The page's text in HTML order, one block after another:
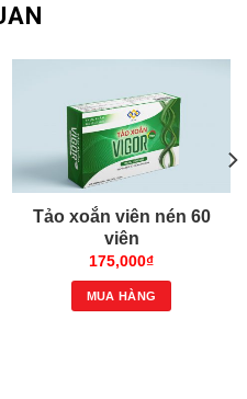
Tảo xoắn viên nén 60
viên
175,000₫
MUA HÀNG